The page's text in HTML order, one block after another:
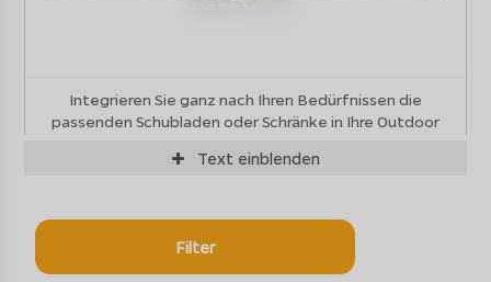
Integrieren Sie ganz nach Ihren Bedürfnissen die
passenden Schubladen oder Schränke in Ihre Outdoor
Küche suchen, bieten die
Napoleon Einbauelemente
und Module
die perfekte Basis für sämtliche
Text einblenden
Filter